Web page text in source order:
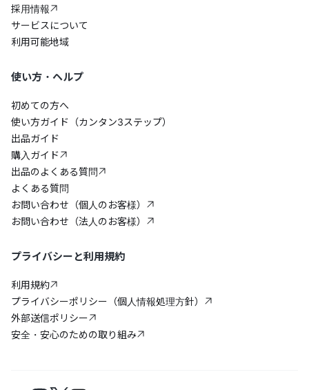
採用情報
サービスについて
利用可能地域
使い方・ヘルプ
初めての方へ
使い方ガイド（カンタン3ステップ）
出品ガイド
購入ガイド
出品のよくある質問
よくある質問
お問い合わせ（個人のお客様）
お問い合わせ（法人のお客様）
プライバシーと利用規約
利用規約
プライバシーポリシー（個人情報処理方針）
外部送信ポリシー
安全・安心のための取り組み